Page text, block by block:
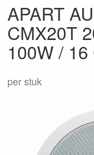
APART
CMX20T
100W /
per stuk